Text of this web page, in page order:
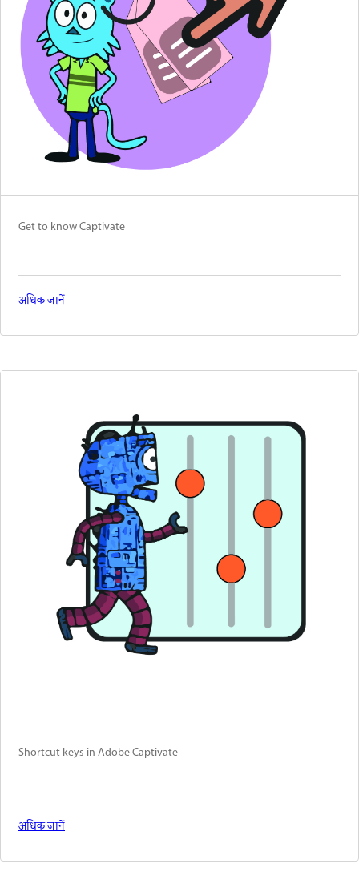
Get to know Captivate
अधिक जानें
Shortcut keys in Adobe Captivate
अधिक जानें